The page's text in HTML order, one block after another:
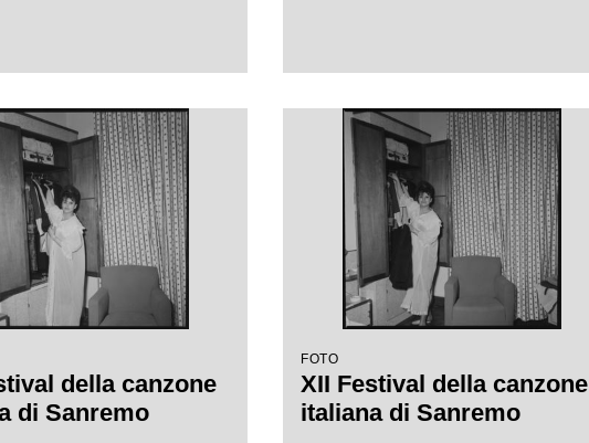
della canzone
di Sanremo
FOTO
XII Festival della canzone
italiana di Sanremo